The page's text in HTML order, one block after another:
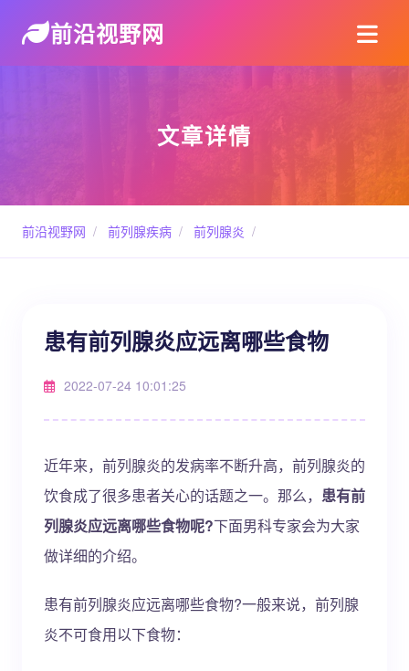
前沿视野网
文章详情
前沿视野网 / 前列腺疾病 / 前列腺炎 /
患有前列腺炎应远离哪些食物
2022-07-24 10:01:25
近年来，前列腺炎的发病率不断升高，前列腺炎的
饮食成了很多患者关心的话题之一。那么， 患有前
列腺炎应远离哪些食物呢?下面男科专家会为大家
做详细的介绍。
患有前列腺炎应远离哪些食物?一般来说，前列腺
炎不可食用以下食物：